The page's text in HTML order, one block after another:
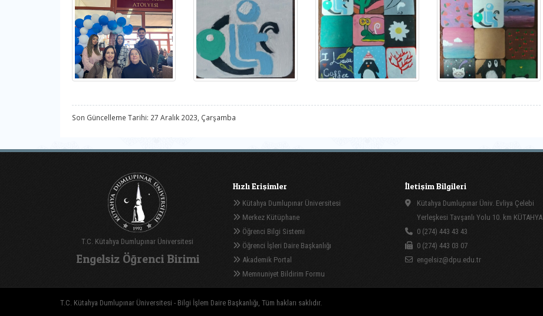
Son Güncelleme Tarihi: 27 Aralık 2023, Çarşamba
T.C. Kütahya Dumlupınar Üniversitesi
Engelsiz Öğrenci Birimi
Hızlı Erişimler
Kütahya Dumlupınar Üniversitesi
Merkez Kütüphane
Öğrenci Bilgi Sistemi
Öğrenci İşleri Daire Başkanlığı
Akademik Portal
Memnuniyet Bildirim Formu
İletişim Bilgileri
Kütahya Dumlupınar Üniv. Evliya Çelebi
Yerleşkesi Tavşanlı Yolu 10. km KÜTAHYA
0 (274) 443 43 43
0 (274) 443 03 07
engelsiz@dpu.edu.tr
T.C. Kütahya Dumlupınar Üniversitesi - Bilgi İşlem Daire Başkanlığı, Tüm hakları saklıdır.